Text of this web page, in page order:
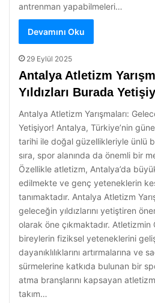
antrenman yapabilmeleri…
Devamını Oku
29 Eylül 2025
Antalya Atletizm
Yıldızları Burada
Antalya Atletizm Yarışmaları:
Yetişiyor! Antalya, Türkiye’nin
tarihi ile doğal güzellikleriyle ünlü
sıra, spor alanında da önemli bir
Özellikle atletizm, Antalya’da
edilmekte ve genç yeteneklerin
tanımaktadır. Antalya Atletizm
geleceğin yıldızlarını yetiştiren
olarak öne çıkmaktadır. Atletizmin
bireylerin fiziksel yeteneklerini
dayanıklılıklarını artırmalarına ve
sürmelerine katkıda bulunan bir
atma branşlarını kapsayan
takım…